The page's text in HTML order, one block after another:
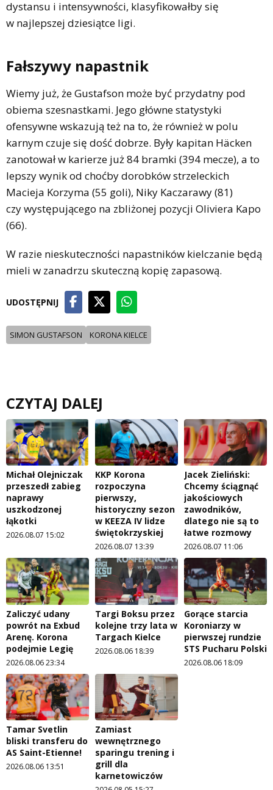
dystansu i intensywności, klasyfikowałby się
w najlepszej dziesiątce ligi.
Fałszywy napastnik
Wiemy już, że Gustafson może być przydatny pod
obiema szesnastkami. Jego główne statystyki
ofensywne wskazują też na to, że również w polu
karnym czuje się dość dobrze. Były kapitan Häcken
zanotował w karierze już 84 bramki (394 mecze), a to
lepszy wynik od choćby dorobków strzeleckich
Macieja Korzyma (55 goli), Niky Kaczarawy (81)
czy występującego na zbliżonej pozycji Oliviera Kapo
(66).
W razie nieskuteczności napastników kielczanie będą
mieli w zanadrzu skuteczną kopię zapasową.
UDOSTĘPNIJ
SIMON GUSTAFSON KORONA KIELCE
CZYTAJ DALEJ
Michał Olejniczak
przeszedł zabieg
naprawy
uszkodzonej
łąkotki
2026.08.07 15:02
KKP Korona
rozpoczyna
pierwszy,
historyczny sezon
w KEEZA IV lidze
świętokrzyskiej
2026.08.07 13:39
Jacek Zieliński:
Chcemy ściągnąć
jakościowych
zawodników,
dlatego nie są to
łatwe rozmowy
2026.08.07 11:06
Zaliczyć udany
powrót na Exbud
Arenę. Korona
podejmie Legię
2026.08.06 23:34
Targi Boksu przez
kolejne trzy lata w
Targach Kielce
2026.08.06 18:39
Gorące starcia
Koroniarzy w
pierwszej rundzie
STS Pucharu Polski
2026.08.06 18:09
Tamar Svetlin
bliski transferu do
AS Saint-Etienne!
2026.08.06 13:51
Zamiast
wewnętrznego
sparingu trening i
grill dla
karnetowiczów